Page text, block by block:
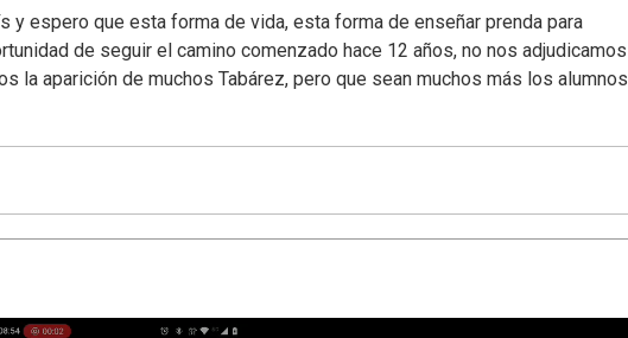
y espero que esta forma de vida, esta forma de enseñar prenda para
de seguir el camino comenzado hace 12 años, no nos adjudicamos
la aparición de muchos Tabárez, pero que sean muchos más los alumnos